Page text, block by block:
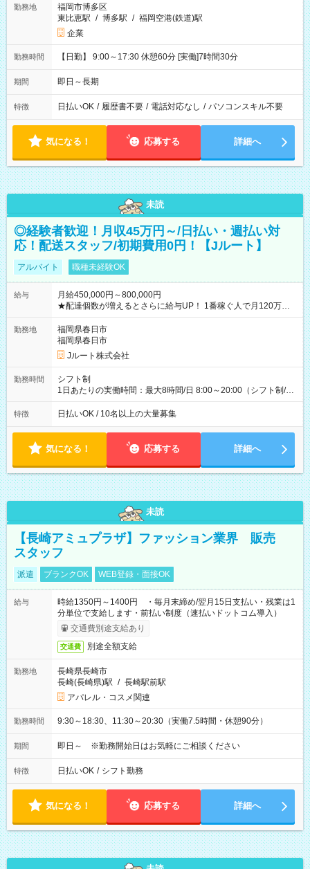
勤務地
福岡市博多区
東比恵駅 / 博多駅 / 福岡空港(鉄道)駅
企業
勤務時間 【日勤】 9:00～17:30 休憩60分 [実働]7時間30分
期間 即日～長期
特徴 日払いOK / 履歴書不要 / 電話対応なし / パソコンスキル不要
気になる！ 応募する 詳細へ
未読
◎経験者歓迎！月収45万円～/日払い・週払い対
応！配送スタッフ/初期費用0円！【Jルート】
アルバイト 職種未経験OK
給与
月給450,000円～800,000円
★配達個数が増えるとさらに給与UP！ 1番稼ぐ人で月120万ほ
ど！ ・主要都市エリア 月収55万円／週5日稼働 月収65万~112
万円／週6日稼働 ・地方郊外エリア 月収40万円／週5日稼働 月
収40万円~50万円／週6日稼働 ＜モデルイメージ＞ ■月収50万
円 (27歳男性/江東区在住)※元建築関係 1日150個配達×25日勤務
(日休み) ■月収80万円(43歳男性/墨田区在住)※元営業 1日200個
勤務地
福岡県春日市
福岡県春日市
Jルート株式会社
勤務時間
シフト制
1日あたりの実働時間：最大8時間/日 8:00～20:00（シフト制/実
働8時間） ※週5日勤務（場所次第では週4も有り） ※配達状況
によって時間外での勤務可能性有り ※案件により多少の前後あ
特徴 日払いOK / 10名以上の大量募集
気になる！ 応募する 詳細へ
未読
【長崎アミュプラザ】ファッション業界 販売
スタッフ
派遣 ブランクOK WEB登録・面接OK
給与
時給1350円～1400円 ・毎月末締め/翌月15日支払い・残業は1
分単位で支給します・前払い制度（速払いドットコム導入）
交通費別途支給あり
交通費 別途全額支給
勤務地
長崎県長崎市
長崎(長崎県)駅 / 長崎駅前駅
アパレル・コスメ関連
勤務時間 9:30～18:30、11:30～20:30（実働7.5時間・休憩90分）
期間 即日～ ※勤務開始日はお気軽にご相談ください
特徴 日払いOK / シフト勤務
気になる！ 応募する 詳細へ